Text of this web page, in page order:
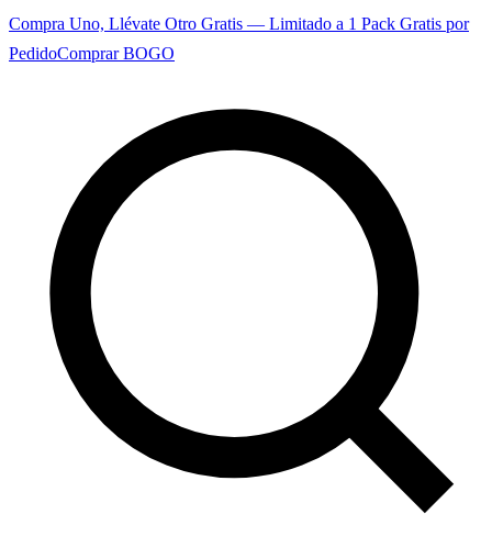
Compra Uno, Llévate Otro Gratis — Limitado a 1 Pack Gratis por
PedidoComprar BOGO